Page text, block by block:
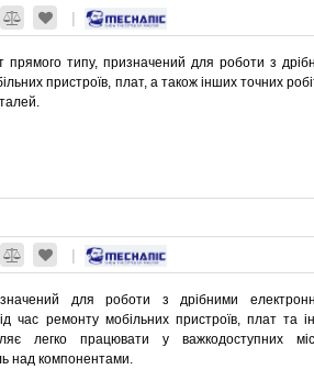
прямого типу, призначений для роботи з
пристроїв, плат, а також інших точних
для роботи з дрібними
час ремонту мобільних пристроїв, плат та
легко працювати у важкодоступних
над компонентами.